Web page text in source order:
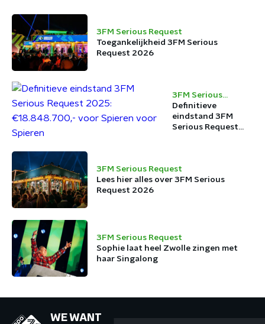
3FM Serious Request
Toegankelijkheid 3FM Serious
Request 2026
3FM Serious
Request
Definitieve
eindstand 3FM
Serious Request
Spieren
3FM Serious Request
Lees hier alles over 3FM Serious
Request 2026
3FM Serious Request
Sophie laat heel Zwolle zingen met
haar Singalong
WE WANT